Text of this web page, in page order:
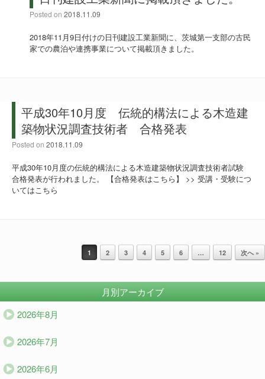
Posted on 2018.11.09
2018年11月9日付けの日刊建設工業新聞に、茨城第一支部の古民
家での農泊や連携事業について掲載頂きました。
平成30年10月度 伝統的構法による木造建
築物状況調査技術者 合格発表
Posted on 2018.11.09
平成30年10月度の伝統的構法による木造建築物状況調査技術者試験
合格発表が行われました。 【合格発表はこちら】 >> 受講・受験につ
いてはこちら
1 2 3 4 5 6 … 12 次へ »
月別アーカイブ
2026年8月
2026年7月
2026年6月